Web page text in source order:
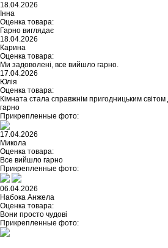
18.04.2026
Інна
Оценка товара:
Гарно виглядає
18.04.2026
Карина
Оценка товара:
Ми задоволені, все вийшло гарно.
17.04.2026
Юлія
Оценка товара:
Кімната стала справжнім пригодницьким
гарно
Прикрепленные фото:
17.04.2026
Микола
Оценка товара:
Все вийшло гарно
Прикрепленные фото:
06.04.2026
Набока Анжела
Оценка товара:
Вони просто чудові
Прикрепленные фото: